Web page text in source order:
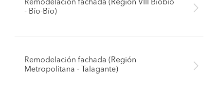
Remodelación fachada (Región VIII Biobío
- Bío-Bío)
Remodelación fachada (Región
Metropolitana - Talagante)